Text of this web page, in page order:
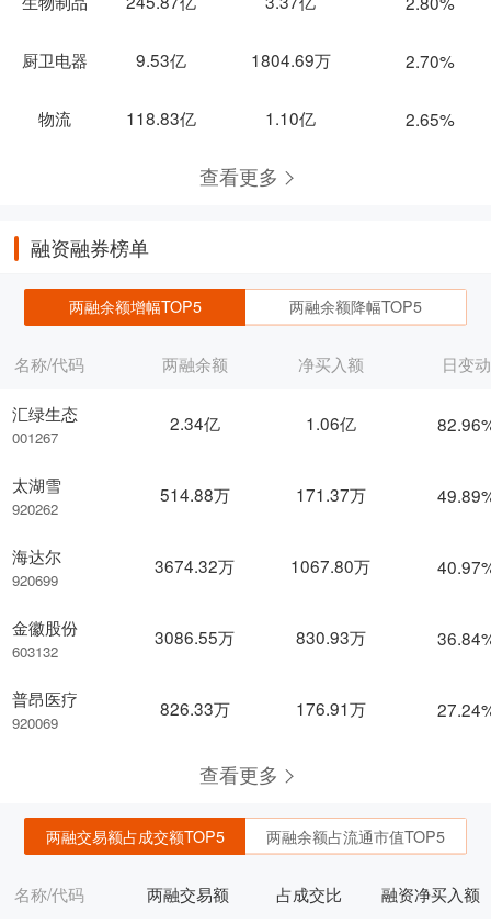
厨卫电器 9.53亿 1804.69万 2.70%
物流 118.83亿 1.10亿 2.65%
查看更多
融资融券榜单
两融余额增幅TOP5 两融余额降幅TOP5
名称/代码
汇绿生态
001267
太湖雪
920262
海达尔
920699
金徽股份
603132
普昂医疗
920069
两融余额 净买入额 日变动
2.34亿 1.06亿
514.88万 171.37万
3674.32万 1067.80万
3086.55万 830.93万
826.33万 176.91万
查看更多
两融交易额占成交额TOP5 两融余额占流通市值TOP5
名称/代码 两融交易额 占成交比 融资净买入额